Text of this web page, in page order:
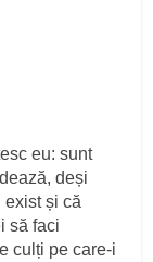
eu: sunt
deși
exist și că
să faci
culți pe care‑i